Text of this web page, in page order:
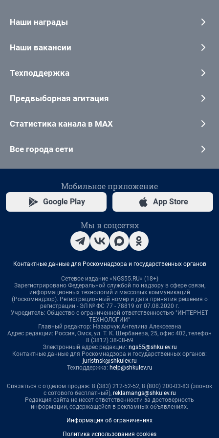
Наши награды
Наши вакансии
Техподдержка
Предвыборная агитация
Статистика канала в MAX
Все города сети
Мобильное приложение
Google Play App Store
Мы в соцсетях
Контактные данные для Роскомнадзора и государственных органов
Сетевое издание «NGS55.RU» (18+)
Зарегистрировано Федеральной службой по надзору в сфере связи,
информационных технологий и массовых коммуникаций
(Роскомнадзор). Регистрационный номер и дата принятия решения о
регистрации - ЭЛ № ФС 77 - 78819 от 07.08.2020 г.
Учредитель: Общество с ограниченной ответственностью "ИНТЕРНЕТ
ТЕХНОЛОГИИ"
Главный редактор: Назарчук Ангелина Алексеевна
Адрес редакции: Россия, Омск, ул. Т. К. Щербанева, 25, офис 402, телефон
8 (3812) 38-08-69
Электронный адрес редакции: ngs55@shkulev.ru
Контактные данные для Роскомнадзора и государственных органов:
juristnsk@shkulev.ru
Техподдержка: help@shkulev.ru
Связаться с отделом продаж: 8 (383) 212-52-52, 8 (800) 200-03-83 (звонок
с сотового бесплатный), reklamangs@shkulev.ru
Редакция сайта не несет ответственности за достоверность
информации, содержащейся в рекламных объявлениях.
Информация об ограничениях
Политика использования cookies